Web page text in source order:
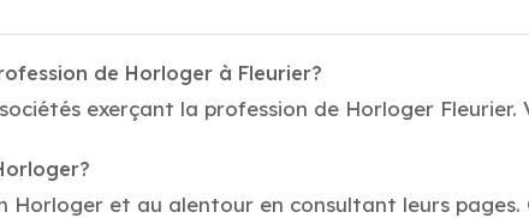
de Horloger à Fleurier?
exerçant la profession de Horloger
Horloger et au alentour en consultant leurs pages.